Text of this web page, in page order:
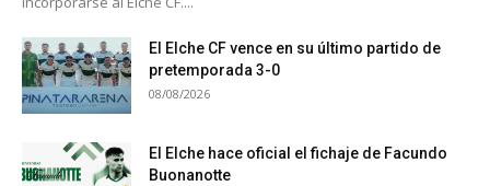
El Elche CF vence en su último partido de
pretemporada 3-0
08/08/2026
El Elche hace oficial el fichaje de Facundo
Buonanotte